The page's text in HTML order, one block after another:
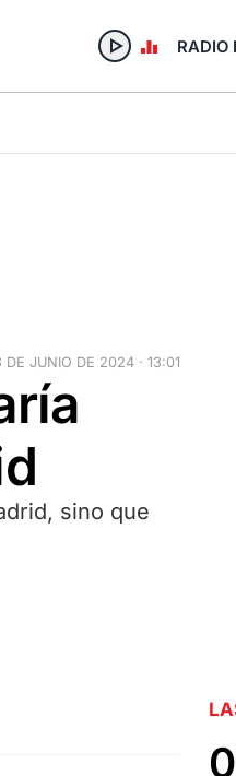
RADIO
DE JUNIO DE 2024 · 13:01
sino que